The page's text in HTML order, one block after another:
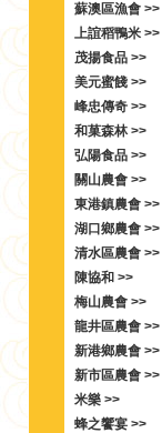
蘇澳區漁會 >>
上誼稻鴨米 >>
茂揚食品 >>
美元蜜餞 >>
峰忠傳奇 >>
和菓森林 >>
弘陽食品 >>
關山農會 >>
東港鎮農會 >>
湖口鄉農會 >>
清水區農會 >>
陳協和 >>
梅山農會 >>
龍井區農會 >>
新港鄉農會 >>
新市區農會 >>
米樂 >>
蜂之饗宴 >>